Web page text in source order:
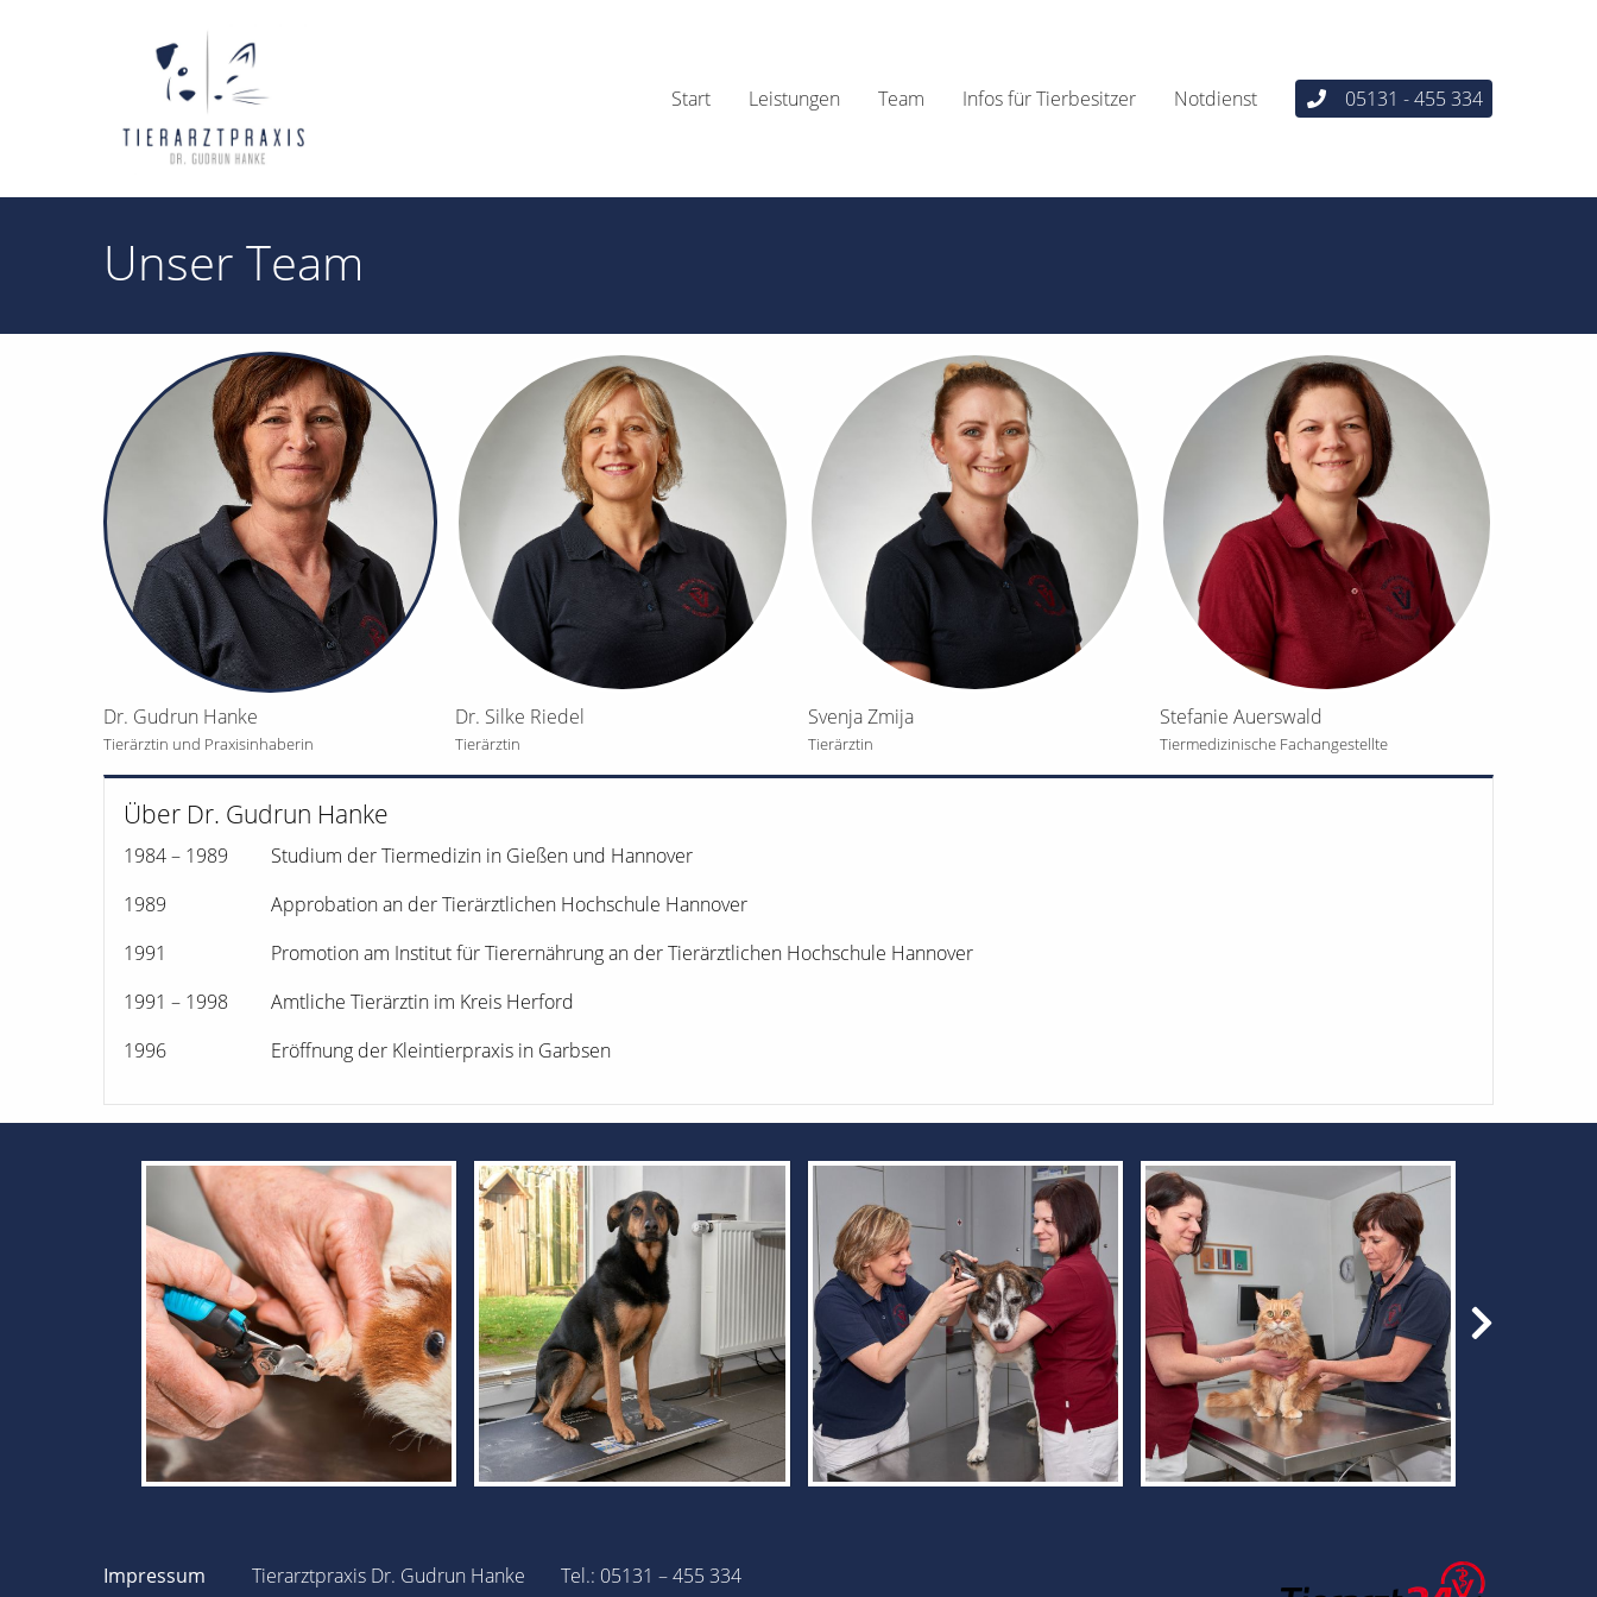
Start Leistungen Team Infos für Tierbesitzer Notdienst 05131 - 455 334
Unser Team
Dr. Gudrun Hanke
Tierärztin und Praxisinhaberin
Dr. Silke Riedel
Tierärztin
Svenja Zmija
Tierärztin
Stefanie Auerswald
Tiermedizinische Fachangestellte
Über Dr. Gudrun Hanke
1984 – 1989 Studium der Tiermedizin in Gießen und Hannover
1989 Approbation an der Tierärztlichen Hochschule Hannover
1991 Promotion am Institut für Tierernährung an der Tierärztlichen Hochschule Hannover
1991 – 1998 Amtliche Tierärztin im Kreis Herford
1996 Eröffnung der Kleintierpraxis in Garbsen
Impressum
Tierarztpraxis Dr. Gudrun Hanke
Tel.: 05131 – 455 334